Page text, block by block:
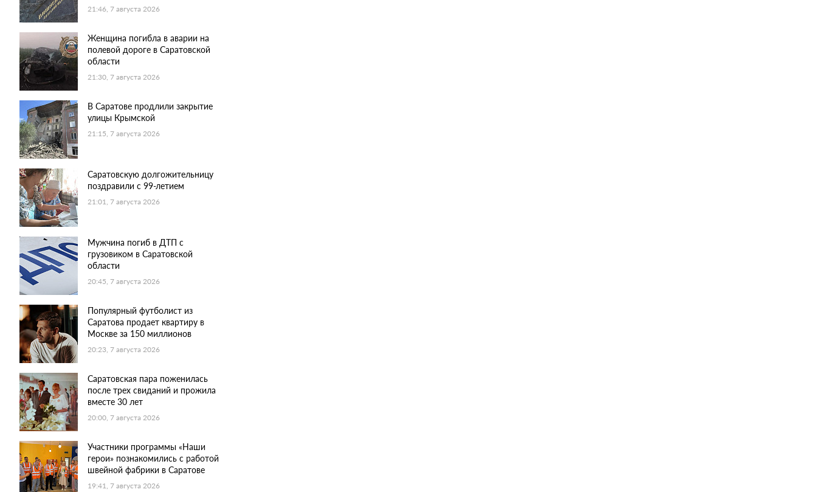
21:46, 7 августа 2026
Женщина погибла в аварии на
полевой дороге в Саратовской
области
21:30, 7 августа 2026
В Саратове продлили закрытие
улицы Крымской
21:15, 7 августа 2026
Саратовскую долгожительницу
поздравили с 99-летием
21:01, 7 августа 2026
Мужчина погиб в ДТП с
грузовиком в Саратовской
области
20:45, 7 августа 2026
Популярный футболист из
Саратова продает квартиру в
Москве за 150 миллионов
20:23, 7 августа 2026
Саратовская пара поженилась
после трех свиданий и прожила
вместе 30 лет
20:00, 7 августа 2026
Участники программы «Наши
герои» познакомились с работой
швейной фабрики в Саратове
19:41, 7 августа 2026